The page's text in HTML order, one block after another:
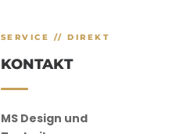
SERVICE // DIREKT
KONTAKT
MS Design und